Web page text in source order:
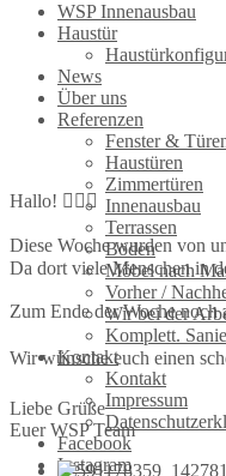
WSP Innenausbau
Haustür
News
Über uns
Referenzen
Fenster &
Haustüren
Zimmertüren
Innenausbau
Terrassen
Böden
Möbel nach
Vorher /
Wir bei der
Komplett.
Kontakt
Kontakt
Impressum
Facebook
Instagram
Hallo! 🙋🏻‍♂️
Diese Woche wurden von
Da dort viele Menschen in
Zum Ende der Woche noch
Wir wünsche euch einen
Liebe Grüße
Euer WSP Team